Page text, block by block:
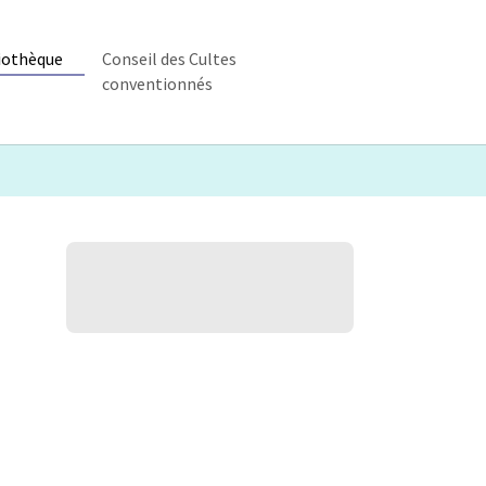
for "Bibliothèque"
Conseil des Cultes
conventionnés